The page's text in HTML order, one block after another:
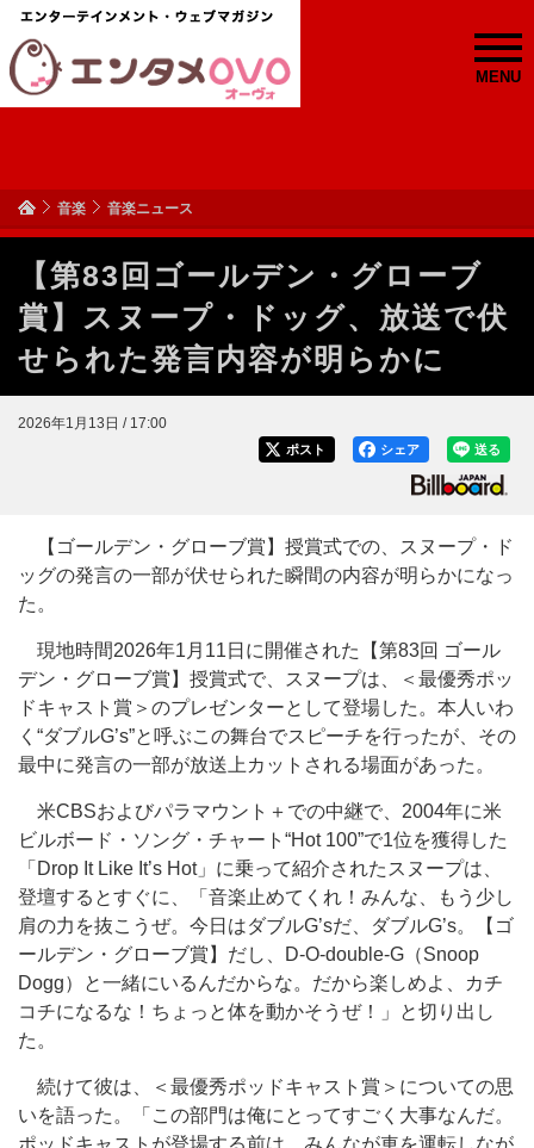
MENU
音楽 音楽ニュース
【第83回ゴールデン・グローブ
賞】スヌープ・ドッグ、放送で伏
せられた発言内容が明らかに
2026年1月13日 / 17:00
送る
シェア
ポスト
【ゴールデン・グローブ賞】授賞式での、スヌープ・ド
ッグの発言の一部が伏せられた瞬間の内容が明らかになっ
た。
現地時間2026年1月11日に開催された【第83回 ゴール
デン・グローブ賞】授賞式で、スヌープは、＜最優秀ポッ
ドキャスト賞＞のプレゼンターとして登場した。本人いわ
く“ダブルG’s”と呼ぶこの舞台でスピーチを行ったが、その
最中に発言の一部が放送上カットされる場面があった。
米CBSおよびパラマウント＋での中継で、2004年に米
ビルボード・ソング・チャート“Hot 100”で1位を獲得した
「Drop It Like It’s Hot」に乗って紹介されたスヌープは、
登壇するとすぐに、「音楽止めてくれ！みんな、もう少し
肩の力を抜こうぜ。今日はダブルG’sだ、ダブルG’s。【ゴ
ールデン・グローブ賞】だし、D-O-double-G（Snoop
Dogg）と一緒にいるんだからな。だから楽しめよ、カチ
コチになるな！ちょっと体を動かそうぜ！」と切り出し
た。
続けて彼は、＜最優秀ポッドキャスト賞＞についての思
いを語った。「この部門は俺にとってすごく大事なんだ。
ポッドキャストが登場する前は、みんなが車を運転しなが